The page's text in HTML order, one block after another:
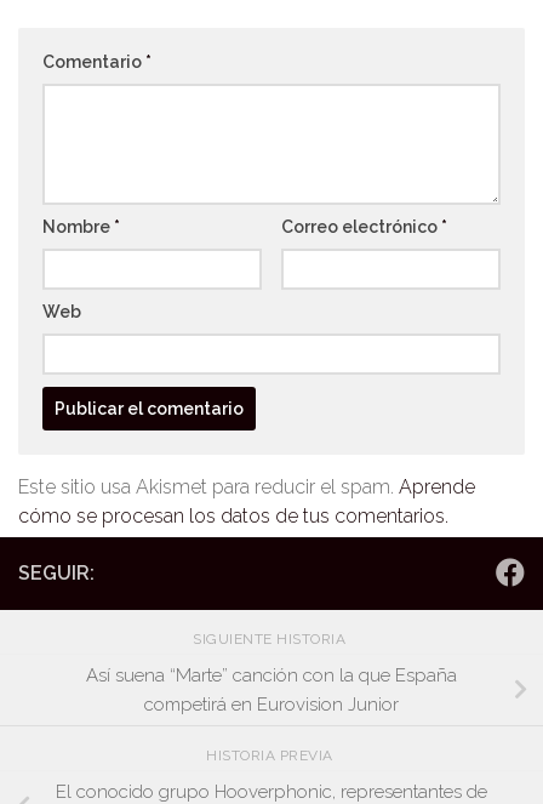
Comentario *
Nombre * Correo electrónico *
Web
Este sitio usa Akismet para reducir el spam. Aprende
cómo se procesan los datos de tus comentarios.
SEGUIR:
SIGUIENTE HISTORIA
Así suena “Marte” canción con la que España
competirá en Eurovision Junior
HISTORIA PREVIA
El conocido grupo Hooverphonic, representantes de